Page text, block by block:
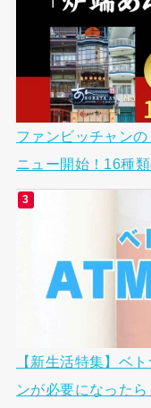
ファンビッチャン
ニュー開始！16種
【新生活特集】ベ
ンが必要になった